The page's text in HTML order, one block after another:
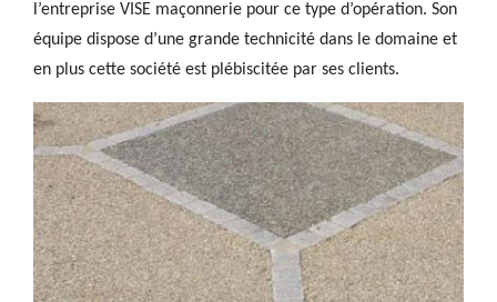
l’entreprise VISE maçonnerie pour ce type d’opération. Son
équipe dispose d’une grande technicité dans le domaine et
en plus cette société est plébiscitée par ses clients.